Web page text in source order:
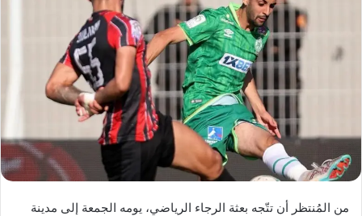
من المُنتظر أن تتّجه بعثة الرجاء الرياضي، يومه الجمعة إلى مدينة